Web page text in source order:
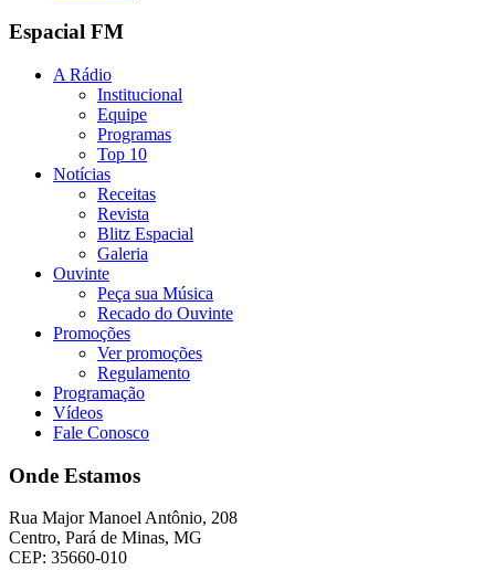
Espacial FM
A Rádio
Institucional
Equipe
Programas
Top 10
Notícias
Receitas
Revista
Blitz Espacial
Galeria
Ouvinte
Peça sua Música
Recado do Ouvinte
Promoções
Ver promoções
Regulamento
Programação
Vídeos
Fale Conosco
Onde Estamos
Rua Major Manoel Antônio, 208
Centro, Pará de Minas, MG
CEP: 35660-010